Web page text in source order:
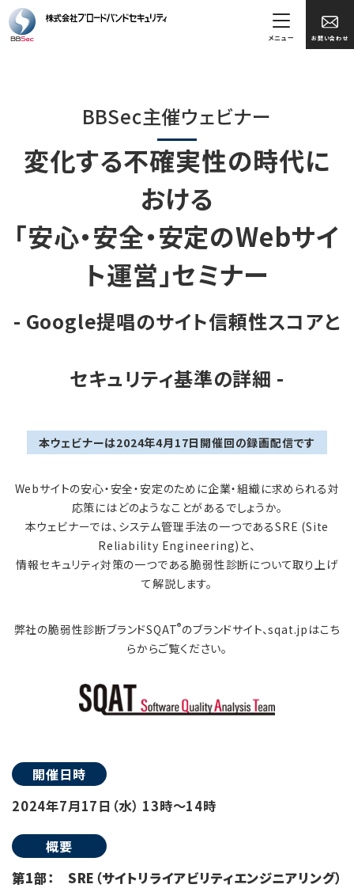
お問い合わせ
メニュー
BBSec主催ウェビナー
変化する不確実性の時代に
おける
「安心・安全・安定のWebサイ
ト運営」セミナー
- Google提唱のサイト信頼性スコアと
セキュリティ基準の詳細 -
本ウェビナーは2024年4月17日開催回の録画配信です
Webサイトの安心・安全・安定のために企業・組織に求められる対
応策にはどのようなことがあるでしょうか。
本ウェビナーでは、システム管理手法の一つであるSRE (Site
Reliability Engineering)と、
情報セキュリティ対策の一つである脆弱性診断について取り上げ
て解説します。
弊社の脆弱性診断ブランドSQAT®のブランドサイト、sqat.jpはこち
らからご覧ください。
開催日時
2024年7月17日（水） 13時～14時
概要
第1部： SRE（サイトリライアビリティエンジニアリング）